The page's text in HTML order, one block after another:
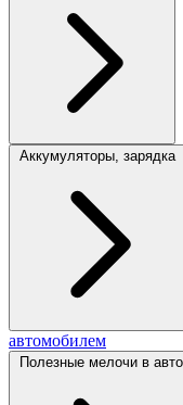
Аккумуляторы, зарядка
автомобилем
Полезные мелочи в авто